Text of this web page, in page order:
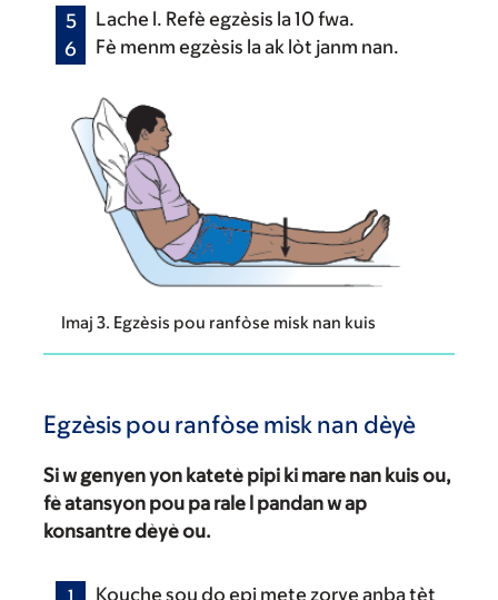
Lache l. Refè egzèsis la 10 fwa.
Fè menm egzèsis la ak lòt janm nan.
Imaj 3. Egzèsis pou ranfòse misk nan kuis
Egzèsis pou ranfòse misk nan dèyè
Si w genyen yon katetè pipi ki mare nan kuis ou,
fè atansyon pou pa rale l pandan w ap
konsantre dèyè ou.
Kouche sou do epi mete zorye anba tèt